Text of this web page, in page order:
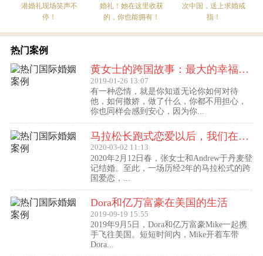
港婚礼现场笑声不
停！
婚礼！她在这里收获
的，你也能拥有！
次中国，送上求婚戒
指！
热门案例
黄女士的跨国故事：最大的幸福便是有一个白马王子一直默默等着自己
2019-01-26 13:07
有一种恋情，就是你知道无论你如何对待
他，如何撒娇，做了什么，你都不用担心，
你也同样会感到安心，因为你...
马拉松长跑式恋爱以后，我们在丹麦登记结婚了
2020-03-02 11:13
2020年2月12日春，张女士和Andrew于丹麦登
记结婚。至此，一场历经2年的马拉松式的跨
国爱恋，...
Dora和亿万富豪在美国的生活
2019-09-19 15:55
2019年9月5日，Dora和亿万富豪Mike一起携
手飞往美国。短短时间内，Mike开着车带
Dora...